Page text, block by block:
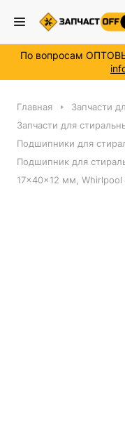
По вопросам
Главная
Запчасти
Запчасти для
Подшипники для
Подшипник для
17x40x12 мм,